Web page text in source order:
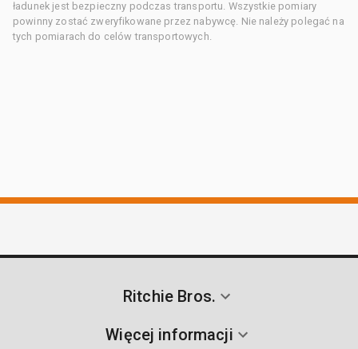
ładunek jest bezpieczny podczas transportu. Wszystkie pomiary
powinny zostać zweryfikowane przez nabywcę. Nie należy polegać na
tych pomiarach do celów transportowych.
Ritchie Bros.
Więcej informacji